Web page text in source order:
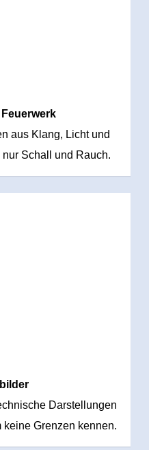
aus Klang, Licht und
Schall und Rauch.
Darstellungen
Grenzen kennen.